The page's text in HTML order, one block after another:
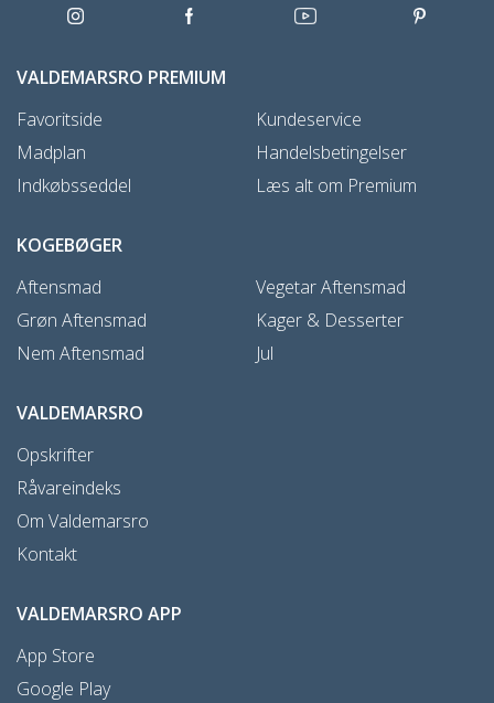
VALDEMARSRO PREMIUM
Favoritside
Madplan
Indkøbsseddel
Kundeservice
Handelsbetingelser
Læs alt om Premium
KOGEBØGER
Aftensmad
Grøn Aftensmad
Nem Aftensmad
Vegetar Aftensmad
Kager & Desserter
Jul
VALDEMARSRO
Opskrifter
Råvareindeks
Om Valdemarsro
Kontakt
VALDEMARSRO APP
App Store
Google Play